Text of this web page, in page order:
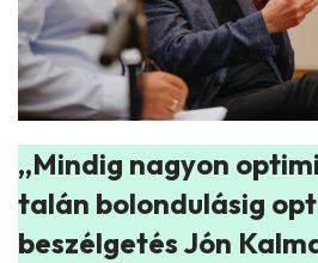
„Mindig nagyon
talán bolondulásig
beszélgetés Jón